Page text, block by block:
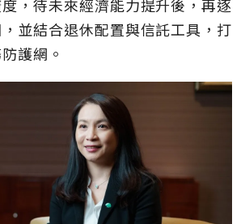
，待未來經濟能力提升後，再逐
並結合退休配置與信託工具，打
護網。